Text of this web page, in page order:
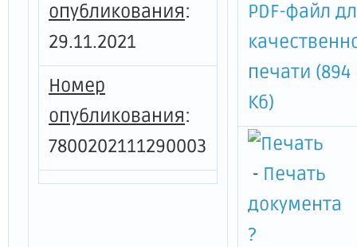
опубликования:
29.11.2021
Номер
опубликования:
7800202111290003
PDF-файл
печати (894
Кб)
- Печать
документа
?